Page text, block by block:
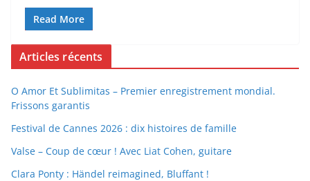
Read More
Articles récents
O Amor Et Sublimitas – Premier enregistrement mondial.
Frissons garantis
Festival de Cannes 2026 : dix histoires de famille
Valse – Coup de cœur ! Avec Liat Cohen, guitare
Clara Ponty : Händel reimagined, Bluffant !